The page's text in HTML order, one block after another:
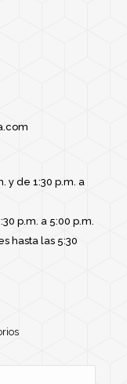
y de 1:30 p.m. a
p.m. a 5:00 p.m.
hasta las 5:30